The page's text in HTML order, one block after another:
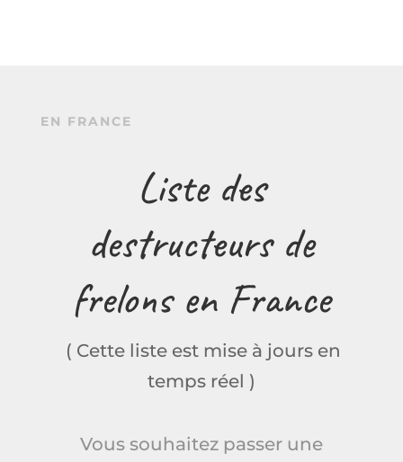
EN FRANCE
Liste des
destructeurs de
frelons en France
( Cette liste est mise à jours en
temps réel )
Vous souhaitez passer une